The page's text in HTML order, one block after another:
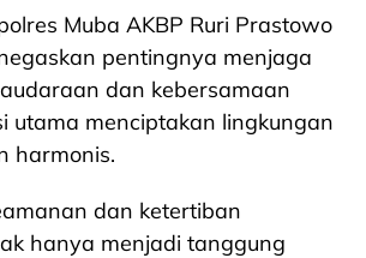
Muba AKBP Ruri Prastowo
pentingnya menjaga
dan kebersamaan
utama menciptakan lingkungan
harmonis.
dan ketertiban
hanya menjadi tanggung